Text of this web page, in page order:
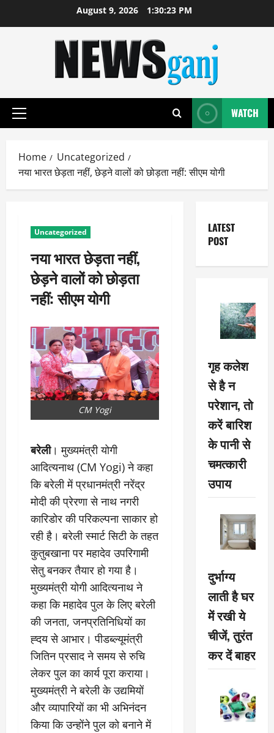
August 9, 2026 1:30:24 PM
Primary
WATCH
Home
Uncategorized
नया भारत छेड़ता नहीं, छेड़ने वालों को छोड़ता नहीं: सीएम योगी
Uncategorized
नया भारत छेड़ता नहीं,
छेड़ने वालों को छोड़ता
नहीं: सीएम योगी
CM Yogi
बरेली। मुख्यमंत्री योगी
आदित्यनाथ (CM Yogi) ने कहा
कि बरेली में प्रधानमंत्री नरेंद्र
मोदी की प्रेरणा से नाथ नगरी
कारिडोर की परिकल्पना साकार हो
रही है। बरेली स्मार्ट सिटी के तहत
कुतुबखाना पर महादेव उपरिगामी
सेतु बनकर तैयार हो गया है।
मुख्यमंत्री योगी आदित्यनाथ ने
कहा कि महादेव पुल के लिए बरेली
की जनता, जनप्रतिनिधियों का
ह्दय से आभार। पीडब्ल्यूमंत्री
जितिन प्रसाद ने समय से रुचि
लेकर पुल का कार्य पूरा कराया।
मुख्यमंत्री ने बरेली के उद्यमियों
और व्यापारियों का भी अभिनंदन
किया कि उन्होंने पुल को बनाने में
LATEST
POST
गृह कलेश
से है न
परेशान, तो
करें बारिश
के पानी से
चमत्कारी
उपाय
दुर्भाग्य
लाती है घर
में रखी ये
चीजें, तुरंत
कर दें बाहर